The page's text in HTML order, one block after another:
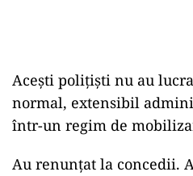
Acești polițiști nu au
normal, extensibil
într-un regim de
Au renunțat la concedii.